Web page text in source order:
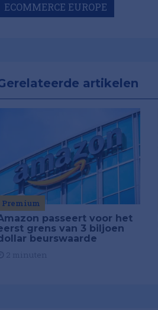
ECOMMERCE EUROPE
artikelen
Premium
passeert voor het
grens van 3 biljoen
beurswaarde